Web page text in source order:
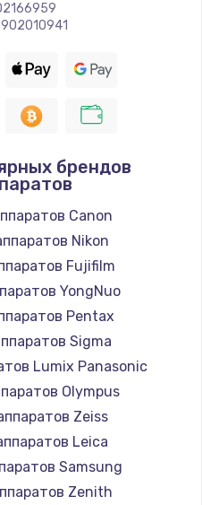
брендов
Canon
Nikon
Fujifilm
YongNuo
Pentax
Sigma
Lumix Panasonic
Olympus
Zeiss
Leica
Samsung
Zenith